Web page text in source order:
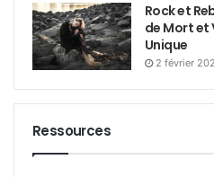
Rock et
de Mort et
Unique
2 février
Ressources